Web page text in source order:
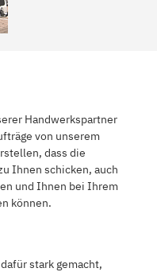
Handwerkspartner
von unserem
dass die
Ihnen schicken, auch
und Ihnen bei Ihrem
können.
stark gemacht,